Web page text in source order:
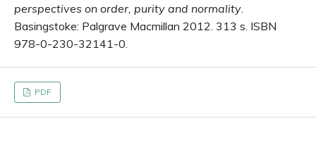
perspectives on order, purity and normality.
Basingstoke: Palgrave Macmillan 2012. 313 s. ISBN
978-0-230-32141-0.
PDF